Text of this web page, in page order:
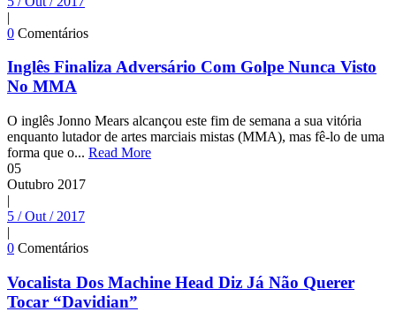
|
0 Comentários
Inglês Finaliza Adversário Com Golpe Nunca Visto
No MMA
O inglês Jonno Mears alcançou este fim de semana a sua vitória
enquanto lutador de artes marciais mistas (MMA), mas fê-lo de uma
forma que o... Read More
05
Outubro 2017
|
5 / Out / 2017
|
0 Comentários
Vocalista Dos Machine Head Diz Já Não Querer
Tocar “Davidian”